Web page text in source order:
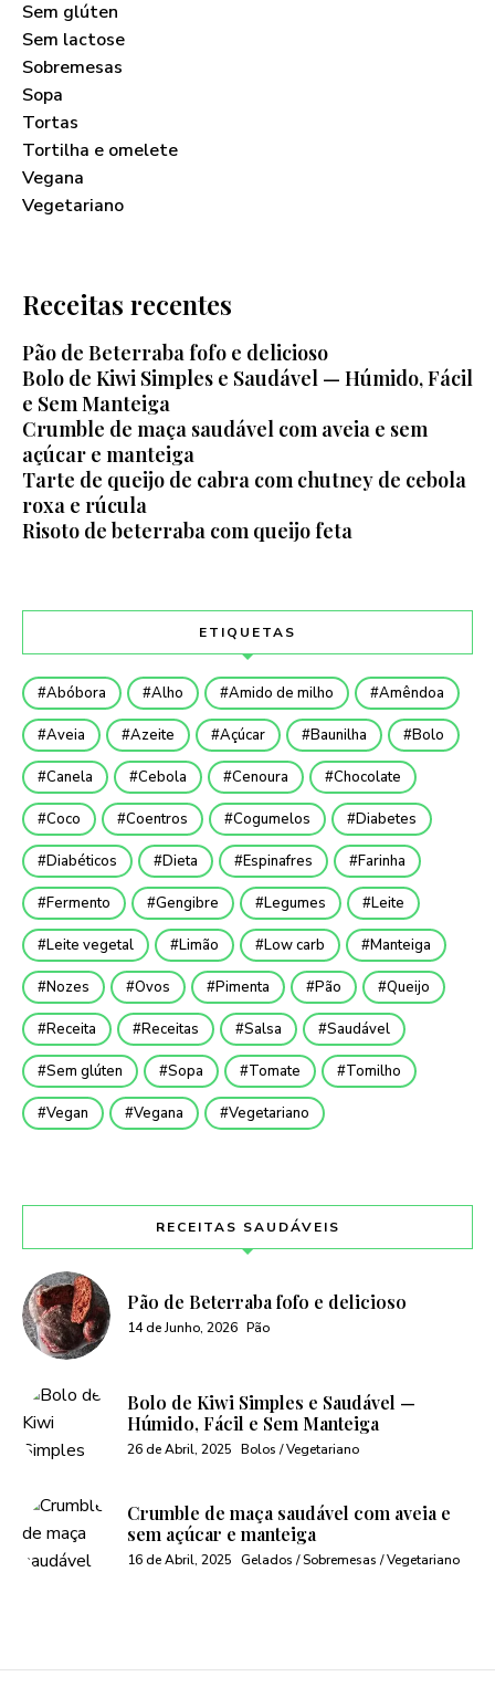
Sem glúten
Sem lactose
Sobremesas
Sopa
Tortas
Tortilha e omelete
Vegana
Vegetariano
Receitas recentes
Pão de Beterraba fofo e delicioso
Bolo de Kiwi Simples e Saudável — Húmido, Fácil
e Sem Manteiga
Crumble de maça saudável com aveia e sem
açúcar e manteiga
Tarte de queijo de cabra com chutney de cebola
roxa e rúcula
Risoto de beterraba com queijo feta
ETIQUETAS
Abóbora Alho Amido de milho Amêndoa
Aveia Azeite Açúcar Baunilha Bolo
Canela Cebola Cenoura Chocolate
Coco Coentros Cogumelos Diabetes
Diabéticos Dieta Espinafres Farinha
Fermento Gengibre Legumes Leite
Leite vegetal Limão Low carb Manteiga
Nozes Ovos Pimenta Pão Queijo
Receita Receitas Salsa Saudável
Sem glúten Sopa Tomate Tomilho
Vegan Vegana Vegetariano
RECEITAS SAUDÁVEIS
Pão de Beterraba fofo e delicioso
14 de Junho, 2026 Pão
Bolo de Kiwi Simples e Saudável —
Húmido, Fácil e Sem Manteiga
26 de Abril, 2025 Bolos / Vegetariano
Crumble de maça saudável com aveia e
sem açúcar e manteiga
16 de Abril, 2025 Gelados / Sobremesas / Vegetariano